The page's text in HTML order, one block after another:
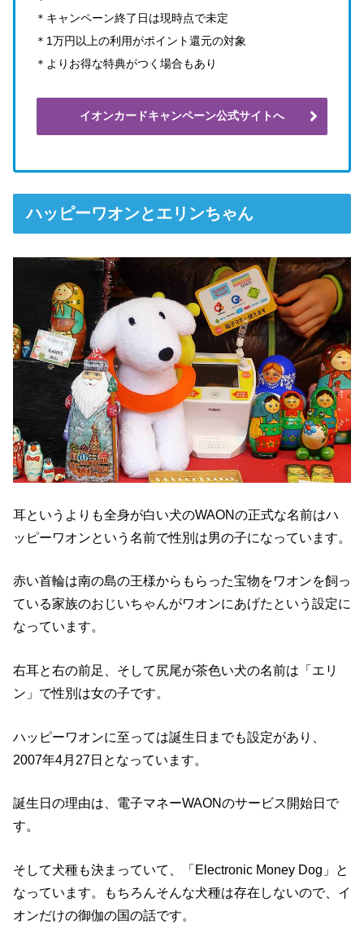
＊キャンペーン終了日は現時点で未定
＊1万円以上の利用がポイント還元の対象
＊よりお得な特典がつく場合もあり
イオンカードキャンペーン公式サイトへ
ハッピーワオンとエリンちゃん
耳というよりも全身が白い犬のWAONの正式な名前はハ
ッピーワオンという名前で性別は男の子になっています。
赤い首輪は南の島の王様からもらった宝物をワオンを飼っ
ている家族のおじいちゃんがワオンにあげたという設定に
なっています。
右耳と右の前足、そして尻尾が茶色い犬の名前は「エリ
ン」で性別は女の子です。
ハッピーワオンに至っては誕生日までも設定があり、
2007年4月27日となっています。
誕生日の理由は、電子マネーWAONのサービス開始日で
す。
そして犬種も決まっていて、「Electronic Money Dog」と
なっています。もちろんそんな犬種は存在しないので、イ
オンだけの御伽の国の話です。